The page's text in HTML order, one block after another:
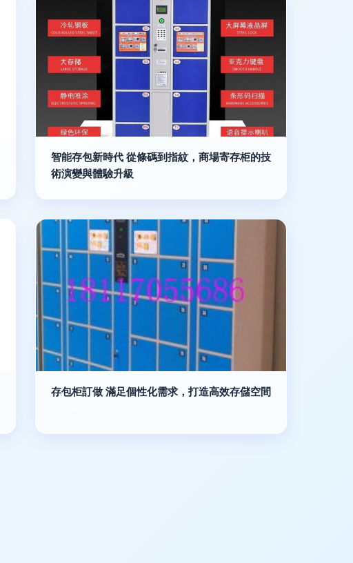
智能存包新時代 從條碼到指紋，商場寄存柜的技
術演變與體驗升級
存包柜訂做 滿足個性化需求，打造高效存儲空間